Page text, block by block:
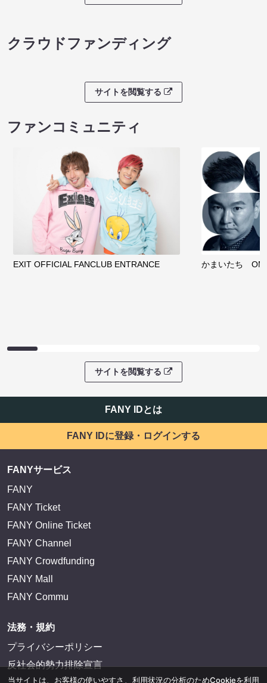
クラウドファンディング
サイトを閲覧する
ファンコミュニティ
EXIT OFFICIAL FANCLUB ENTRANCE かまいたち
サイトを閲覧する
FANY IDとは
FANY IDに登録・ログインする
FANYサービス
FANY
FANY Ticket
FANY Online Ticket
FANY Channel
FANY Crowdfunding
FANY Mall
FANY Commu
法務・規約
プライバシーポリシー
反社会的勢力排除宣言
当サイトは、お客様の使いやすさ、利用状況の分析のためCookieを利用